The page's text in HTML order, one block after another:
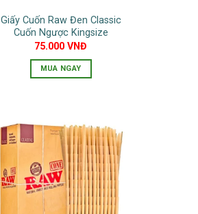
Giấy Cuốn Raw Đen Classic
Cuốn Ngược Kingsize
75.000VNĐ
MUA NGAY